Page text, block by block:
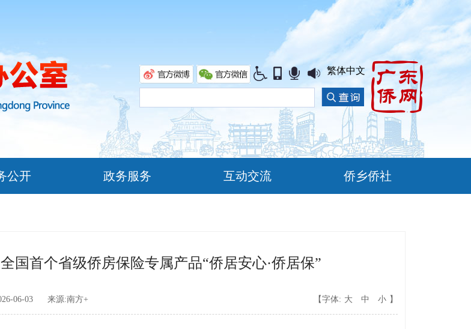
繁体中文
公开 政务服务 互动交流 侨乡侨社
国首个省级侨房保险专属产品“侨居安心·侨居保”
06-03 来源:南方+ 【字体: 大 中 小 】